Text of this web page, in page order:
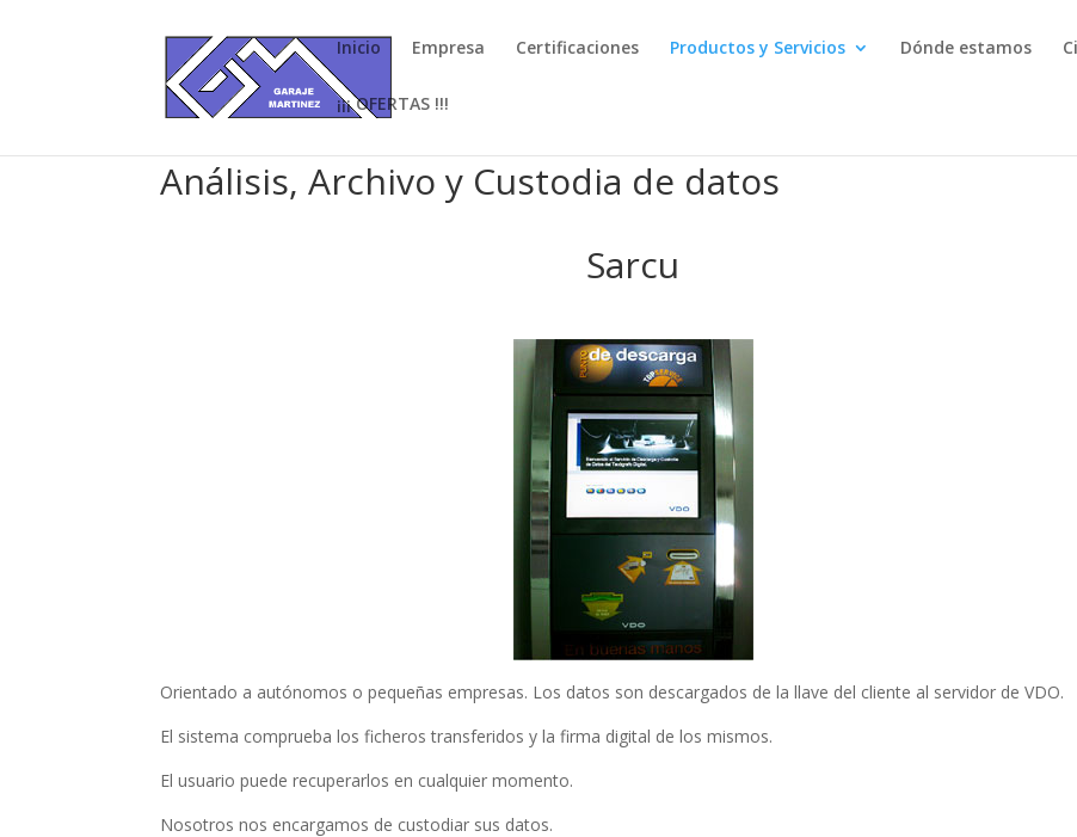
Inicio Empresa Certificaciones Productos y Servicios Dónde estamos
¡¡¡ OFERTAS !!!
Análisis, Archivo y Custodia de datos
Sarcu
Orientado a autónomos o pequeñas empresas. Los datos son descargados de la llave del cliente al servidor de VDO.
El sistema comprueba los ficheros transferidos y la firma digital de los mismos.
El usuario puede recuperarlos en cualquier momento.
Nosotros nos encargamos de custodiar sus datos.